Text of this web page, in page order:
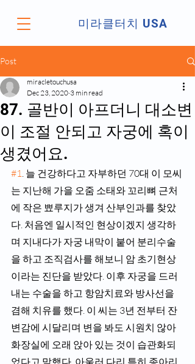
미라클터치 USA
Post
87. 골반이 아프더니 대소변
이 조절 안되고 자궁에 혹이
생겼어요.
miracletouchusa
Dec 23, 2020 3 min read
#1. 늘 건강하다고 자부하던 70대 이 모씨
는 지난해 가을 오줌 소태와 꼬리뼈 근처
에 작은 뾰루지가 생겨 산부인과를 찾았
다. 처음엔 일시적인 현상이겠지 생각하
며 지내다가 자궁 내막이 붙어 분리수술
을 하고 조직검사를 해보니 암 초기현상
이라는 진단을 받았다. 이후 자궁을 드러
내는 수술을 하고 항암치료와 방사선을
겸해 치유를 했다. 이 씨는 3년 전부터 잔
변감에 시달리며 변을 봐도 시원치 않아
화장실에 오래 앉아 있는 것이 습관화되
었다고 말했다. 아울러 다리 특히 종아리